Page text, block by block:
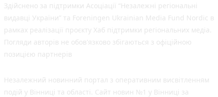
Здійснено за підтримки Асоціації “Незалежні регіональні
видавці України” та Foreningen Ukrainian Media Fund Nordic в
рамках реалізації проєкту Хаб підтримки регіональних медіа.
Погляди авторів не обов'язково збігаються з офіційною
позицією партнерів
Незалежний новинний портал з оперативним висвітленням
подій у Вінниці та області. Сайт новин №1 у Вінниці за